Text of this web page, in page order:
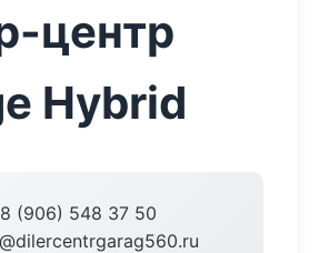
центр
Hybrid
8 (906) 548 37 50